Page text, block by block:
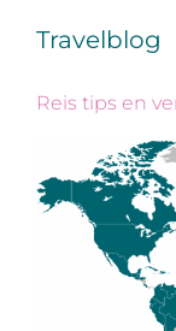
Travelblog
Reis tips en